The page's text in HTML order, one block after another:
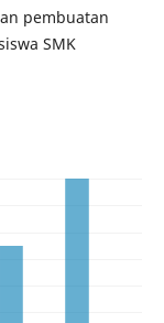
pembuatan
SMK